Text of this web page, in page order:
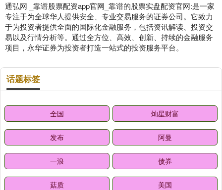
通弘网 _靠谱股票配资app官网_靠谱的股票实盘配资官网:是一家
专注于为全球华人提供安全、专业交易服务的证券公司。它致力
于为投资者提供全面的国际化金融服务，包括资讯解读、投资交
易以及行情分析等。通过全方位、高效、创新、持续的金融服务
项目，永华证券为投资者打造一站式的投资服务平台。
话题标签
全国 灿星财富
发布 阿曼
一浪 债券
菇质 美国